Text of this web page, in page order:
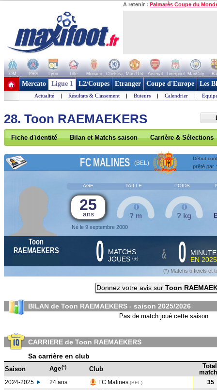
A retenir : Palmarès Coupe du
OM PSG Lyon Lille Monaco Chelsea Man Utd Arsenal Liverpool ManCity
+ de clubs
Mercato Ligue 1 L2/Coupes Etranger Coupe d'Europe Les
Actualité | Résultats & Classement | Buteurs | Calendrier |
28. Toon RAEMAEKERS
Fiche d'identité Bilan et Matchs saison Carrière & Sélections
FC MALINES (BEL)
Début
prêté par
AGE TAILLE POIDS
25
ans
Né le 9 septembre 2000
? m ? kg
Toon
RAEMAEKERS
0 MATCHS
JOUES (*) & 0
EN
(*) Matchs officiels et
Donnez votre avis sur Toon
BILAN de Toon RAEMAEKERS - saison 2025/2026
Pas de match joué cette saison
CARRIERE de Toon RAEMAEKERS
Sa carrière en club
Saison Age(*) Club
Total
2024-2025 24 ans FC Malines (BEL )
35